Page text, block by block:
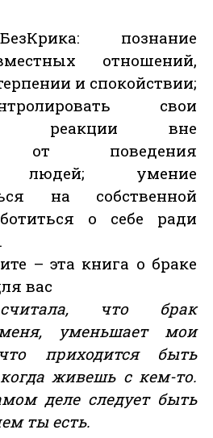
познание
отношений,
и спокойствии;
свои
реакции вне
от поведения
людей; умение
на собственной
о себе ради
– эта книга о браке
вас
что брак
уменьшает мои
приходится быть
живешь с кем-то.
деле следует быть
ты есть.